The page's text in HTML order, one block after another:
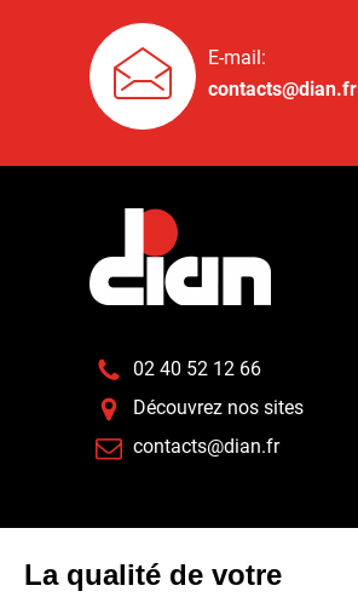
E-mail:
contacts@dian.fr
02 40 52 12 66
Découvrez nos sites
contacts@dian.fr
Espace Presse